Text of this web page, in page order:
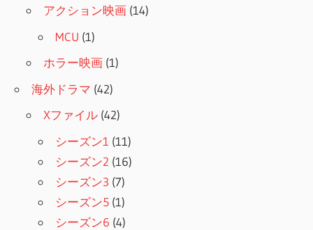
アクション映画 (14)
MCU (1)
ホラー映画 (1)
海外ドラマ (42)
Xファイル (42)
シーズン1 (11)
シーズン2 (16)
シーズン3 (7)
シーズン5 (1)
シーズン6 (4)